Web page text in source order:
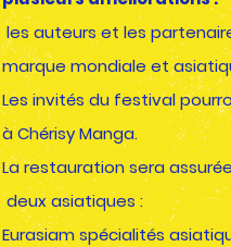
les auteurs et les
marque mondiale et
Les invités du festival
à Chérisy Manga.
La restauration sera
deux asiatiques :
Eurasiam spécialités